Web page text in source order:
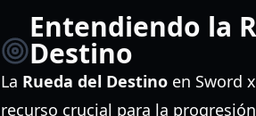
Entendiendo la
Destino
La Rueda del Destino en Sword
recurso crucial para la